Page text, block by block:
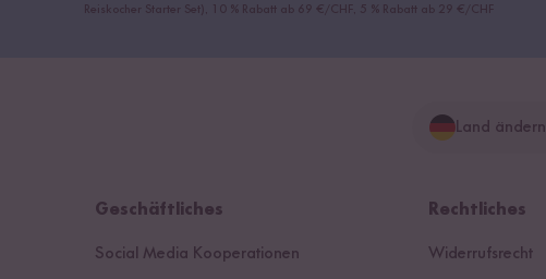
Reiskocher Starter Set), 10 % Rabatt ab 69 €/CHF, 5 % Rabatt ab 29 €/CHF
Land ändern
Geschäftliches
Social Media Kooperationen
Rechtliches
Widerrufsrecht